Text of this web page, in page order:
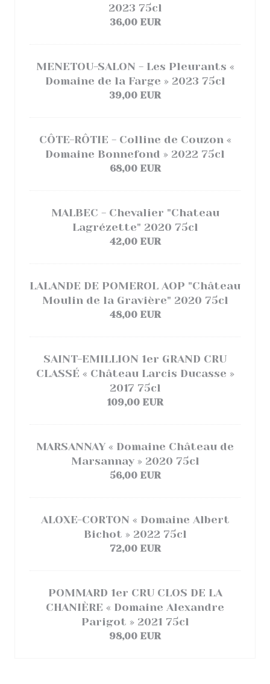
2023 75cl
36,00 EUR
MENETOU-SALON - Les Pleurants «
Domaine de la Farge » 2023 75cl
39,00 EUR
CÔTE-RÔTIE - Colline de Couzon «
Domaine Bonnefond » 2022 75cl
68,00 EUR
MALBEC - Chevalier "Chateau
Lagrézette" 2020 75cl
42,00 EUR
LALANDE DE POMEROL AOP "Château
Moulin de la Gravière" 2020 75cl
48,00 EUR
SAINT-EMILLION 1er GRAND CRU
CLASSÉ « Château Larcis Ducasse »
2017 75cl
109,00 EUR
MARSANNAY « Domaine Château de
Marsannay » 2020 75cl
56,00 EUR
ALOXE-CORTON « Domaine Albert
Bichot » 2022 75cl
72,00 EUR
POMMARD 1er CRU CLOS DE LA
CHANIÈRE « Domaine Alexandre
Parigot » 2021 75cl
98,00 EUR